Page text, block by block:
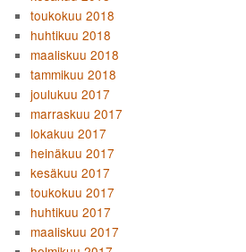
toukokuu 2018
huhtikuu 2018
maaliskuu 2018
tammikuu 2018
joulukuu 2017
marraskuu 2017
lokakuu 2017
heinäkuu 2017
kesäkuu 2017
toukokuu 2017
huhtikuu 2017
maaliskuu 2017